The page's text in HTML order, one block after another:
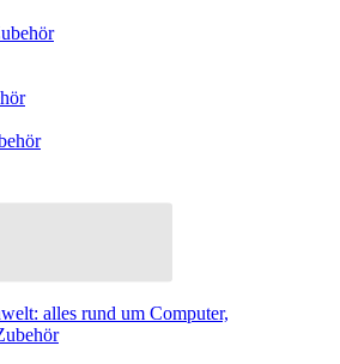
alles rund um Computer,